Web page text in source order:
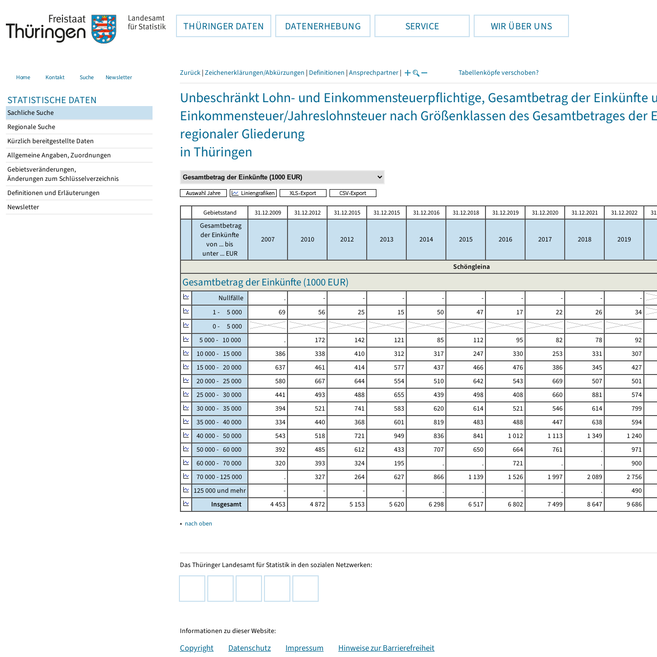
THÜRINGER DATEN DATENERHEBUNG SERVICE WIR ÜBER UNS
Home Kontakt Suche Newsletter
STATISTISCHE DATEN
Sachliche Suche
Regionale Suche
Kürzlich bereitgestellte Daten
Allgemeine Angaben, Zuordnungen
Gebietsveränderungen,
Änderungen zum Schlüsselverzeichnis
Definitionen und Erläuterungen
Newsletter
Zurück | Zeichenerklärungen/Abkürzungen | Definitionen | Ansprechpartner | Tabellenköpfe verschoben?
Unbeschränkt Lohn- und Einkommensteuerpflichtige, Gesamtbetrag der Einkünfte
Einkommensteuer/Jahreslohnsteuer nach Größenklassen des Gesamtbetrages der
regionaler Gliederung
in Thüringen
Gebietsstand 31.12.2009 31.12.2012 31.12.2015 31.12.2015 31.12.2016 31.12.2018 31.12.2019 31.12.2020 31.12.2021 31.12.2022
Gesamtbetrag
der Einkünfte
von ... bis
unter ... EUR
2007 2010 2012 2013 2014 2015 2016 2017 2018 2019
Schöngleina
Gesamtbetrag der Einkünfte (1000 EUR)
Nullfälle . - - - - - - - -
-
1 - 5 000
69 56 25 15 50 47 17 22 26
34
0 - 5 000
5 000 - 10 000
. 172 142 121 85 112 95 82 78
92
10 000 - 15 000
386 338 410 312 317 247 330 253 331
307
15 000 - 20 000
637 461 414 577 437 466 476 386 345
427
20 000 - 25 000
580 667 644 554 510 642 543 669 507
501
25 000 - 30 000
441 493 488 655 439 498 408 660 881
574
30 000 - 35 000
394 521 741 583 620 614 521 546 614
799
35 000 - 40 000
334 440 368 601 819 483 488 447 638
594
40 000 - 50 000
543 518 721 949 836 841 1 012 1 113 1 349
1 240
50 000 - 60 000
392 485 612 433 707 650 664 761 .
971
60 000 - 70 000
320 393 324 195 . . 721 . .
900
70 000 - 125 000
. 327 264 627 866 1 139 1 526 1 997 2 089
2 756
125 000 und mehr
- - - - . . - . .
490
Insgesamt
4 453 4 872 5 153 5 620 6 298 6 517 6 802 7 499 8 647 9 686
▴ nach oben
Das Thüringer Landesamt für Statistik in den sozialen Netzwerken:
Informationen zu dieser Website:
Copyright Datenschutz Impressum Hinweise zur Barrierefreiheit